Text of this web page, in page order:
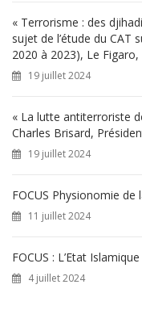
« Terrorisme : des
sujet de l’étude du CAT
2020 à 2023), Le
19 juillet 2024
« La lutte antiterroriste
Charles Brisard,
19 juillet 2024
FOCUS Physionomie
11 juillet 2024
FOCUS : L’Etat
4 juillet 2024